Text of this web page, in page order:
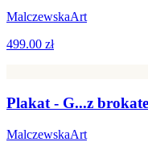
MalczewskaArt
499.00 zł
Plakat - G...z
MalczewskaArt